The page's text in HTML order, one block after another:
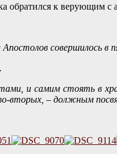
обратился к верующим с
совершилось в
и самим стоять в
вторых, – должным